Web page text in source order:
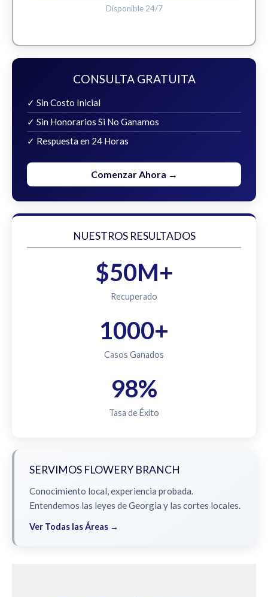
Disponible 24/7
CONSULTA GRATUITA
✓ Sin Costo Inicial
✓ Sin Honorarios Si No Ganamos
✓ Respuesta en 24 Horas
Comenzar Ahora →
NUESTROS RESULTADOS
$50M+
Recuperado
1000+
Casos Ganados
98%
Tasa de Éxito
SERVIMOS FLOWERY BRANCH
Conocimiento local, experiencia probada.
Entendemos las leyes de Georgia y las cortes locales.
Ver Todas las Áreas →